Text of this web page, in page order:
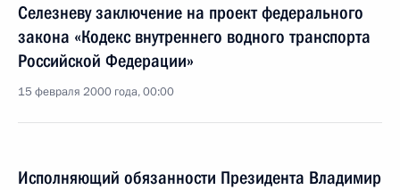
Селезневу заключение на проект федерального
закона «Кодекс внутреннего водного транспорта
Российской Федерации»
15 февраля 2000 года, 00:00
Исполняющий обязанности Президента Владимир